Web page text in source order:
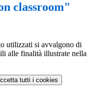
classroom"
utilizzati si avvalgono di
alle finalità illustrate nella
tutti i cookies